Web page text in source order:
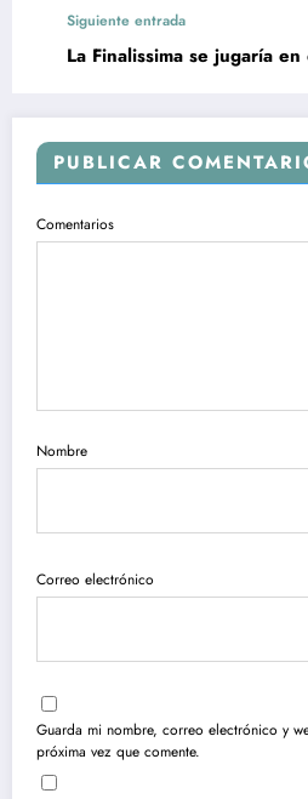
Siguiente entrada
La Finalissima se jugaría
PUBLICAR
Comentarios
Nombre
Correo electrónico
Guarda mi nombre, correo electrónico y
próxima vez que comente.